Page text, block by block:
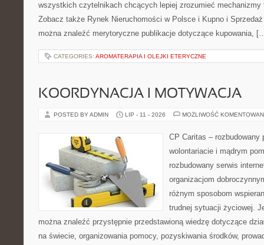
wszystkich czytelnikach chcących lepiej zrozumieć mechanizmy
Zobacz także Rynek Nieruchomości w Polsce i Kupno i
można znaleźć merytoryczne publikacje dotyczące kupowania,
CATEGORIES: AROMATERAPIA I OLEJKI ETERYCZNE
KOORDYNACJA I MOTYWACJA
POSTED BY ADMIN LIP - 11 - 2026 MOŻLIWOŚĆ
CP Caritas – rozbudowany
wolontariacie i mądrym
rozbudowany serwis
organizacjom
różnym sposobom
trudnej sytuacji życiowej.
można znaleźć przystępnie przedstawioną wiedzę dotyczące
na świecie, organizowania pomocy, pozyskiwania środków,